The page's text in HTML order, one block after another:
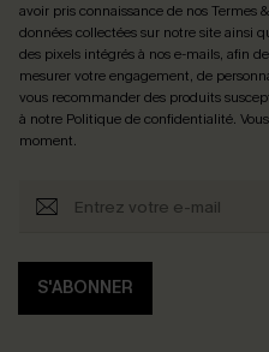
avoir pris connaissance de nosTermes
données collectées sur notre site ainsi
des pixels intégrés à nos e-mails, afin
mesurer votre engagement, de
vous recommander des produits
à notre Politique de confidentialité.
moment.
S'ABONNER